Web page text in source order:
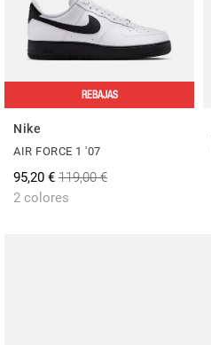
REBAJAS
Nike
AIR FORCE 1 '07
95,20 € 119,00 €
2 colores